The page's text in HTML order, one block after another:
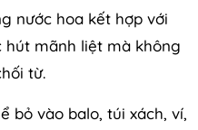
nước hoa kết hợp với
mãnh liệt mà không
từ.
bỏ vào balo, túi xách, ví,